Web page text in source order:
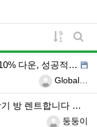
게시물
게
운, 성공적인 비…
등록자Global…
트합니다 연락주세…
등록자둥둥이